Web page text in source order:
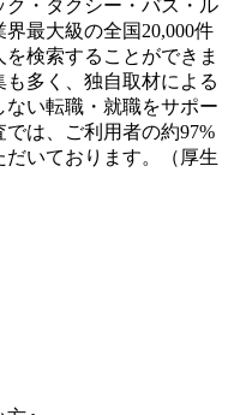
ク・タクシー・バス・ル
最大級の全国20,000件
検索することができま
多く、独自取材による
い転職・就職をサポー
は、ご利用者の約97%
いております。（厚生